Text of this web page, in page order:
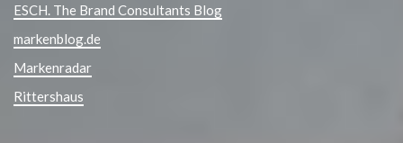
ESCH. The Brand Consultants Blog
markenblog.de
Markenradar
Rittershaus